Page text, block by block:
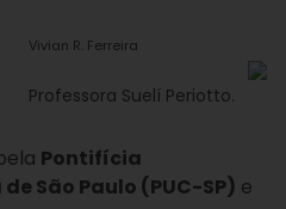
Vivian R. Ferreira
Professora Suelí Periotto.
Pontifícia
São Paulo (PUC-SP) e